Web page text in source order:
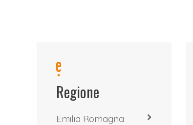
Regione
Emilia Romagna